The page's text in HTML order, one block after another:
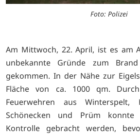
Foto: Polizei
Am Mittwoch, 22. April, ist es am
unbekannte Gründe zum
gekommen. In der Nähe zur
Fläche von ca. 1000 qm.
Feuerwehren aus Winterspelt,
Schönecken und Prüm
Kontrolle gebracht werden,